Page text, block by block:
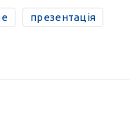
презентація